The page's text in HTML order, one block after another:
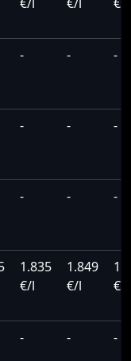
- - -
- - -
- - -
1.835
€/l
1.849
€/l
€/l
- - -